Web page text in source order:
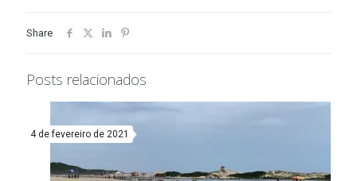
Share
Posts relacionados
4 de fevereiro de 2021